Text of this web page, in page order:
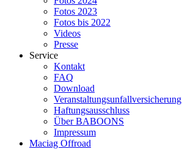
Fotos 2023
Fotos bis 2022
Videos
Presse
Service
Kontakt
FAQ
Download
Veranstaltungsunfallversicherung
Haftungsausschluss
Über BABOONS
Impressum
Maciag Offroad